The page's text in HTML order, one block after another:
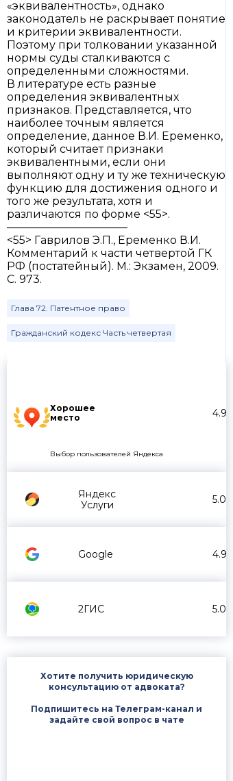
Хорошее
место
4.9
Выбор пользователей Яндекса
Яндекс
Услуги
5.0
Google 4.9
2ГИС 5.0
Хотите получить юридическую
консультацию от адвоката?
Подпишитесь на Телеграм-канал и
задайте свой вопрос в чате
«эквивалентность», однако
законодатель не раскрывает понятие
и критерии эквивалентности.
Поэтому при толковании указанной
нормы суды сталкиваются с
определенными сложностями.
В литературе есть разные
определения эквивалентных
признаков. Представляется, что
наиболее точным является
определение, данное В.И. Еременко,
который считает признаки
эквивалентными, если они
выполняют одну и ту же техническую
функцию для достижения одного и
того же результата, хотя и
различаются по форме <55>.
———————————
<55> Гаврилов Э.П., Еременко В.И.
Комментарий к части четвертой ГК
РФ (постатейный). М.: Экзамен, 2009.
С. 973.
Глава 72. Патентное право
Гражданский кодекс Часть четвертая